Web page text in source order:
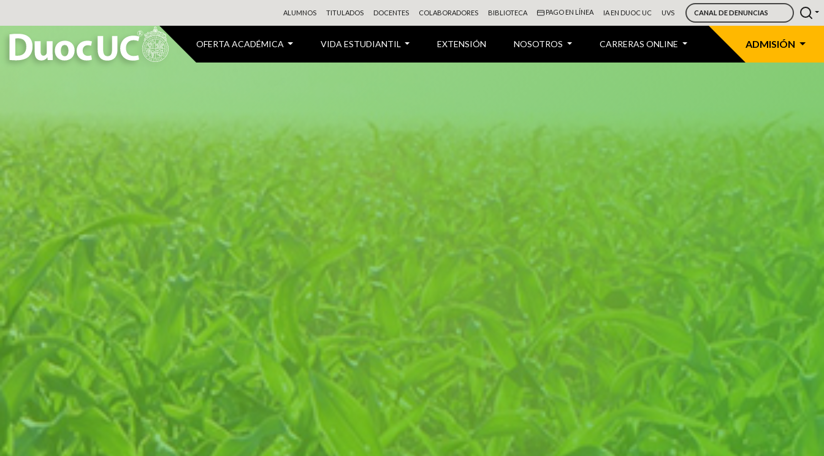
OFERTA ACADÉMICA VIDA ESTUDIANTIL EXTENSIÓN NOSOTROS CARRERAS ONLINE ADMISIÓN
ALUMNOS TITULADOS DOCENTES COLABORADORES BIBLIOTECA PAGO EN LÍNEA IA EN DUOC UC UVS CANAL DE DENUNCIAS